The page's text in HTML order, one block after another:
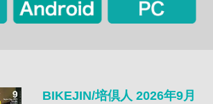
BIKEJIN/培倶人 2026年9月